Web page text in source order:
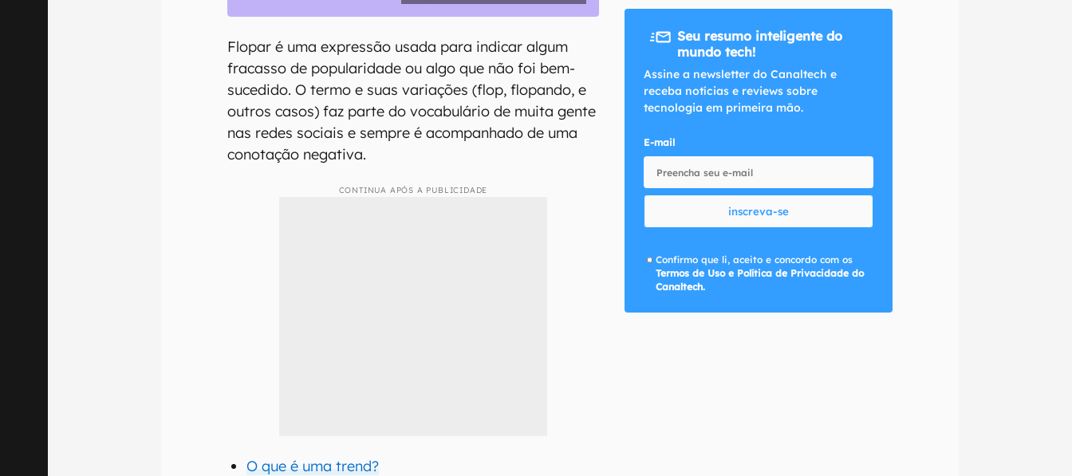
Flopar é uma expressão usada para indicar algum
fracasso de popularidade ou algo que não foi bem-
sucedido. O termo e suas variações (flop, flopando, e
outros casos) faz parte do vocabulário de muita gente
nas redes sociais e sempre é acompanhado de uma
conotação negativa.
CONTINUA APÓS A PUBLICIDADE
O que é uma trend?
Seu resumo inteligente do
mundo tech!
Assine a newsletter do Canaltech e
receba notícias e reviews sobre
tecnologia em primeira mão.
E-mail
inscreva-se
Confirmo que li, aceito e concordo com os
Termos de Uso e Política de Privacidade do
Canaltech.